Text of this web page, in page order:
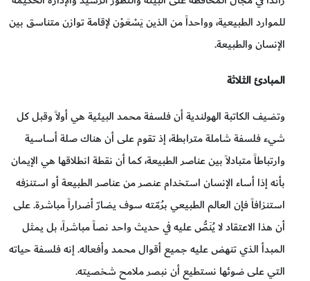
للموارد الطبيعية، وواحداً من الذين يَسْعَوْن لإقامة توازن متناسق بين
الإنسان والطبيعة.
المبادئ الثلاثة
وتضيف الكاتبة الهولندية أن فلسفة محمد البيئية هي أولاً وقبل كل
شيء فلسفة شاملة مترابطة، إذ تقوم على أن هناك صلة أساسية
وارتباطاً متبادلاً بين عناصر الطبيعة، كما أن نقطة انطلاقها هي الإيمان
بأنه إذا أساء الإنسان استخدام عنصر من عناصر الطبيعة أو استنزفه
استنزافاً فإن العالم الطبيعي برُمّته سوف يضارّ أضراراً مباشرة. على
أن هذا الاعتقاد لا يُنَصُّ عليه في حديث واحد نصاً مباشراً، بل يمثل
المبدأ الذي تنهض عليه جميع أقوال محمد وأفعاله. إنه فلسفة حياته
التي على ضوئها نستطيع أن نبصر ملامح شخصيته.